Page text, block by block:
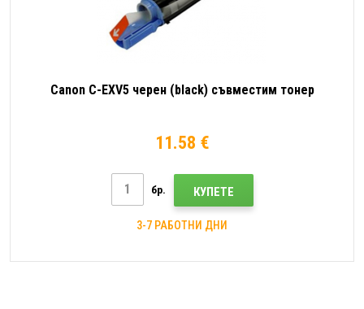
Canon C-EXV5 черен (black) съвместим тонер
11.58 €
бр. КУПЕТЕ
3-7 РАБОТНИ ДНИ